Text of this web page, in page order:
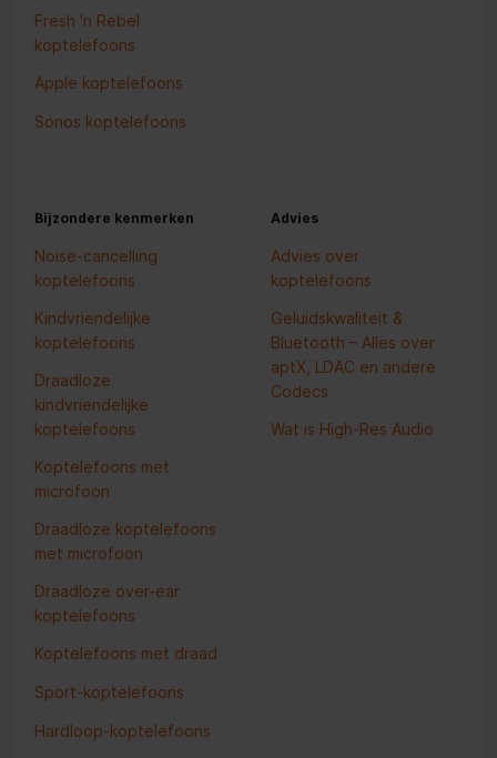
Fresh 'n Rebel
koptelefoons
Apple koptelefoons
Sonos koptelefoons
Bijzondere kenmerken
Noise-cancelling
koptelefoons
Kindvriendelijke
koptelefoons
Draadloze
kindvriendelijke
koptelefoons
Koptelefoons met
microfoon
Draadloze koptelefoons
met microfoon
Draadloze over-ear
koptelefoons
Koptelefoons met draad
Sport-koptelefoons
Hardloop-koptelefoons
Advies
Advies over
koptelefoons
Geluidskwaliteit &
Bluetooth – Alles over
aptX, LDAC en andere
Codecs
Wat is High-Res Audio